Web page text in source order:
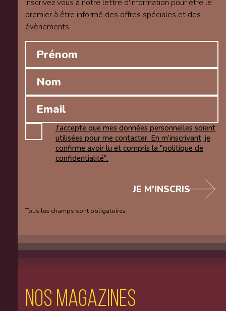
Inscrivez vous à notre lettre d'information pour être le
premier à être informé des offres spéciales et des
évènements.
J’accepte que mes données personnelles soient
utilisées pour me contacter. En m’inscrivant, je
confirme avoir lu et compris la "politique de
confidentialité".
Tous les champs sont obligatoires
JE M'INSCRIS
Nos magazines